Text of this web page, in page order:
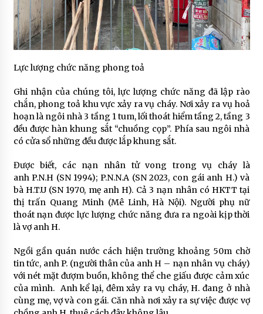
Lực lượng chức năng phong toả
Ghi nhận của chúng tôi, lực lượng chức năng đã lập rào
chắn, phong toả khu vực xảy ra vụ cháy. Nơi xảy ra vụ hoả
hoạn là ngôi nhà 3 tầng 1 tum, lối thoát hiểm tầng 2, tầng 3
đều được hàn khung sắt “chuồng cọp”. Phía sau ngôi nhà
có cửa sổ những đều được lắp khung sắt.
Được biết, các nạn nhân tử vong trong vụ cháy là
anh P.N.H (SN 1994); P.N.N.A (SN 2023, con gái anh H.) và
bà H.T.U (SN 1970, mẹ anh H). Cả 3 nạn nhân có HKTT tại
thị trấn Quang Minh (Mê Linh, Hà Nội). Người phụ nữ
thoát nạn được lực lượng chức năng đưa ra ngoài kịp thời
là vợ anh H.
Ngồi gần quán nước cách hiện trường khoảng 50m chờ
tin tức, anh P. (người thân của anh H – nạn nhân vụ cháy)
với nét mặt đượm buồn, không thể che giấu được cảm xúc
của mình. Anh kể lại, đêm xảy ra vụ cháy, H. đang ở nhà
cùng mẹ, vợ và con gái. Căn nhà nơi xảy ra sự việc được vợ